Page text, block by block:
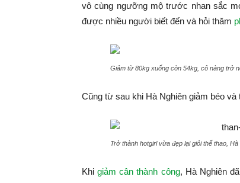
vô cùng ngưỡng mộ trước nhan sắc
được nhiều người biết đến và hỏi thăm
Giảm từ 80kg xuống còn 54kg, cô nàng trở
Cũng từ sau khi Hà Nghiên giảm béo và
Trở thành hotgirl vừa đẹp lại giỏi thể thao,
Khigiảm cân thành công, Hà Nghiên